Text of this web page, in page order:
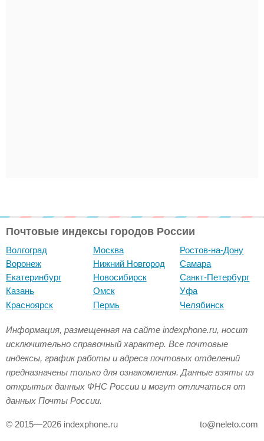
Почтовые индексы городов России
Волгоград
Воронеж
Екатеринбург
Казань
Красноярск
Москва
Нижний Новгород
Новосибирск
Омск
Пермь
Ростов-на-Дону
Самара
Санкт-Петербург
Уфа
Челябинск
Информация, размещенная на сайте indexphone.ru, носит
исключительно справочный характер. Все почтовые
индексы, график работы и адреса почтовых отделений
предназначены только для ознакомления. Данные взяты из
открытых данных ФНС России и могут отличаться от
данных Почты России.
© 2015—2026 indexphone.ru to@neleto.com